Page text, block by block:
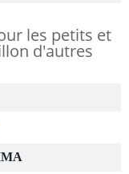
les petits et
d'autres